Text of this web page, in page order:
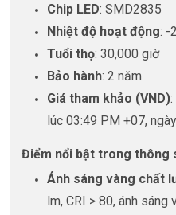
Chip LED: SMD2835
Nhiệt độ hoạt động: -
Tuổi thọ: 30,000 giờ
Bảo hành: 2 năm
Giá tham khảo (VND)
lúc 03:49 PM +07,
Điểm nổi bật trong thông
Ánh sáng vàng chất
lm, CRI > 80, ánh